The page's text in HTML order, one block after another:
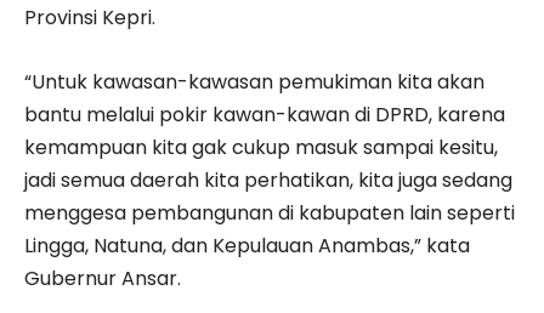
Provinsi Kepri.
“Untuk kawasan-kawasan pemukiman kita akan
bantu melalui pokir kawan-kawan di DPRD, karena
kemampuan kita gak cukup masuk sampai kesitu,
jadi semua daerah kita perhatikan, kita juga sedang
menggesa pembangunan di kabupaten lain seperti
Lingga, Natuna, dan Kepulauan Anambas,” kata
Gubernur Ansar.